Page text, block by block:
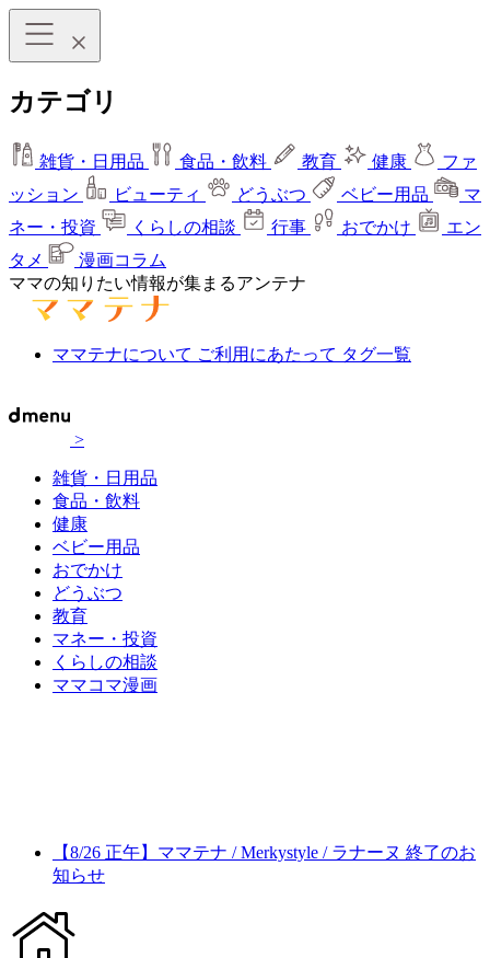
カテゴリ
雑貨・日用品 食品・飲料 教育 健康
ファ
ッション
ビューティ どうぶつ ベビー用品
マ
ネー・投資
くらしの相談 行事 おでかけ
エン
タメ
漫画コラム
ママの知りたい情報が集まるアンテナ
ママテナについて ご利用にあたって タグ一覧
>
雑貨・日用品
食品・飲料
健康
ベビー用品
おでかけ
どうぶつ
教育
マネー・投資
くらしの相談
ママコマ漫画
【8/26 正午】ママテナ / Merkystyle / ラナーヌ 終了のお
知らせ